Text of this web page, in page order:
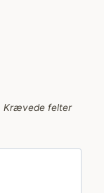
Krævede felter